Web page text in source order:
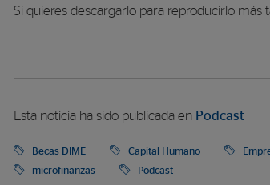
Si quieres descargarlo para reproducirlo más
Esta noticia ha sido publicada en Podcast
Becas DIME Capital Humano
microfinanzas
Podcast